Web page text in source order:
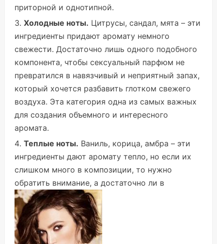
приторной и однотипной.
Холодные ноты. Цитрусы, сандал, мята – эти
ингредиенты придают аромату немного
свежести. Достаточно лишь одного подобного
компонента, чтобы сексуальный парфюм не
превратился в навязчивый и неприятный запах,
который хочется разбавить глотком свежего
воздуха. Эта категория одна из самых важных
для создания объемного и интересного
аромата.
Теплые ноты. Ваниль, корица, амбра – эти
ингредиенты дают аромату тепло, но если их
слишком много в композиции, то нужно
обратить внимание, а достаточно ли в